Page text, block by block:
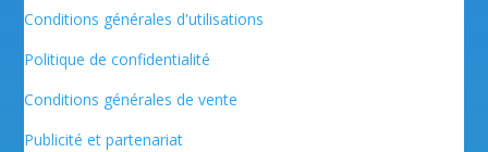
Conditions générales d'utilisations
Politique de confidentialité
Conditions générales de vente
Publicité et partenariat